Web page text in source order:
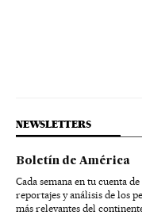
NEWSLETTERS
Boletín de América
Cada semana en tu cuenta
reportajes y análisis de los
más relevantes del